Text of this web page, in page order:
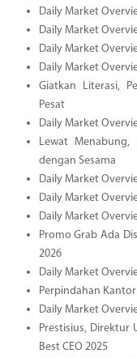
Daily Market
Daily Market
Daily Market
Daily Market
Giatkan Literasi,
Pesat
Daily Market
Lewat
dengan Sesama
Daily Market
Daily Market
Daily Market
Promo Grab Ada
2026
Daily Market
Perpindahan
Daily Market
Prestisius, Direktur
Best CEO 2025